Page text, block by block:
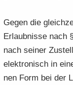
Gegen die
Er­laub­nis­se nach
nach sei­ner
elek­tro­nisch in
nen Form bei der